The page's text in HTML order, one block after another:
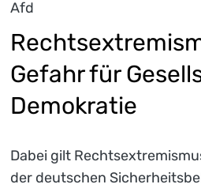
Gefahr für
Demokratie
Dabei gilt
der deutschen